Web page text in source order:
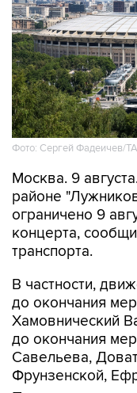
Фото: Сергей Фадеичев/
Москва. 9
районе
ограничено 9
концерта,
транспорта.
В частности,
до окончания
Хамовнический
до окончания
Савельева,
Фрунзенской,